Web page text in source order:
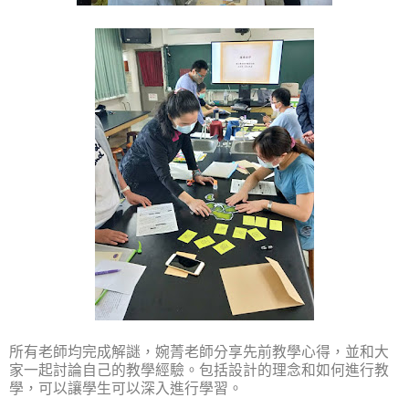
所有老師均完成解謎，婉菁老師分享先前教學心得，並和大
家一起討論自己的教學經驗。包括設計的理念和如何進行教
學，可以讓學生可以深入進行學習。